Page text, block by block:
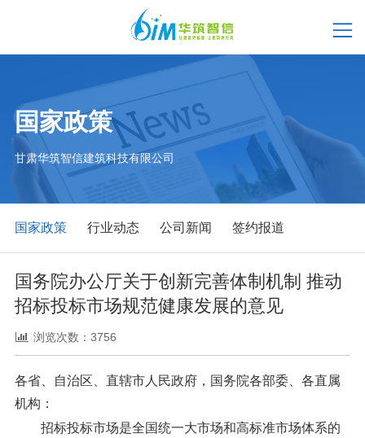
国家政策
甘肃华筑智信建筑科技有限公司
国家政策 行业动态 公司新闻 签约报道
国务院办公厅关于创新完善体制机制 推动
招标投标市场规范健康发展的意见
浏览次数：3756
各省、自治区、直辖市人民政府，国务院各部委、各直属
机构：
招标投标市场是全国统一大市场和高标准市场体系的